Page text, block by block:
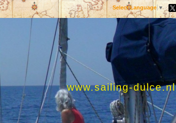
Select Language ▼
www.sailing-dulce.nl